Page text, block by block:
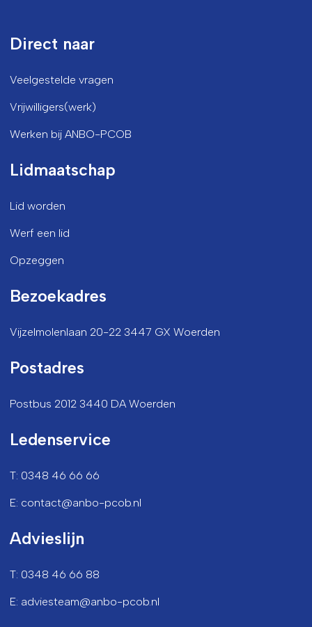
Direct naar
Veelgestelde vragen
Vrijwilligers(werk)
Werken bij ANBO-PCOB
Lidmaatschap
Lid worden
Werf een lid
Opzeggen
Bezoekadres
Vijzelmolenlaan 20-22 3447 GX Woerden
Postadres
Postbus 2012 3440 DA Woerden
Ledenservice
T: 0348 46 66 66
E: contact@anbo-pcob.nl
Advieslijn
T: 0348 46 66 88
E: adviesteam@anbo-pcob.nl